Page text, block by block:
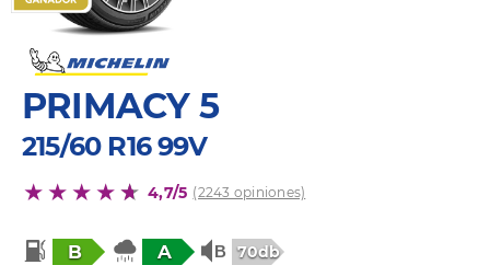
PRIMACY 5
215/60 R16 99V
4,7/5 (2243 opiniones)
B A 70db